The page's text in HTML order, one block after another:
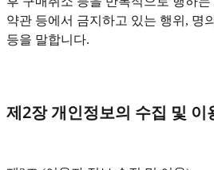
약관 등에서 금지하고 있는 행위, 명
등을 말합니다.
제2장 개인정보의 수집 및 이